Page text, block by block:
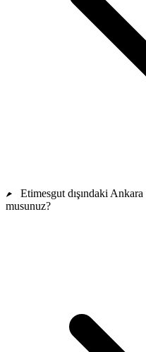
Etimesgut dışındaki
musunuz?